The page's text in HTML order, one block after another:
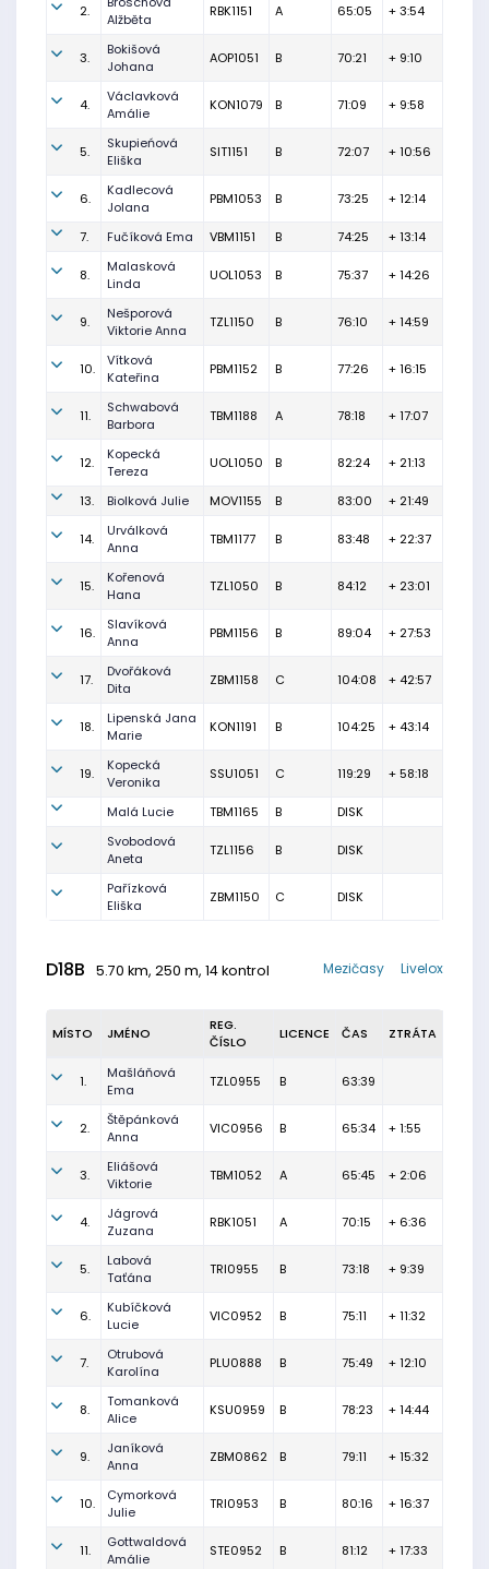
2.
Alžběta
RBK1151 A 65:05 + 3:54
3.
Bokišová
Johana
AOP1051 B 70:21 + 9:10
4.
Václavková
Amálie
KON1079 B 71:09 + 9:58
5.
Skupieńová
Eliška
SIT1151 B 72:07 + 10:56
6.
Kadlecová
Jolana
PBM1053 B 73:25 + 12:14
7. Fučíková Ema VBM1151 B 74:25 + 13:14
8.
Malasková
Linda
UOL1053 B 75:37 + 14:26
9.
Nešporová
Viktorie Anna
TZL1150 B 76:10 + 14:59
10.
Vítková
Kateřina
PBM1152 B 77:26 + 16:15
11.
Schwabová
Barbora
TBM1188 A 78:18 + 17:07
12.
Kopecká
Tereza
UOL1050 B 82:24 + 21:13
13. Biolková Julie MOV1155 B 83:00 + 21:49
14.
Urválková
Anna
TBM1177 B 83:48 + 22:37
15.
Kořenová
Hana
TZL1050 B 84:12 + 23:01
16.
Slavíková
Anna
PBM1156 B 89:04 + 27:53
17.
Dvořáková
Dita
ZBM1158 C 104:08 + 42:57
18.
Lipenská Jana
Marie
KON1191 B 104:25 + 43:14
19.
Kopecká
Veronika
SSU1051 C 119:29 + 58:18
Malá Lucie TBM1165 B
DISK
Svobodová
Aneta
TZL1156 B DISK
Pařízková
Eliška
ZBM1150 C DISK
D18B 5.70 km, 250 m, 14 kontrol Livelox
Mezičasy
MÍSTO JMÉNO
REG.
ČÍSLO
LICENCE ČAS ZTRÁTA
1.
Mašláňová
Ema
TZL0955 B 63:39
2.
Štěpánková
Anna
VIC0956 B 65:34 + 1:55
3.
Eliášová
Viktorie
TBM1052 A 65:45 + 2:06
4.
Jágrová
Zuzana
RBK1051 A 70:15 + 6:36
5.
Labová
Taťána
TRI0955 B 73:18 + 9:39
6.
Kubíčková
Lucie
VIC0952 B 75:11 + 11:32
7.
Otrubová
Karolína
PLU0888 B 75:49 + 12:10
8.
Tomanková
Alice
KSU0959 B 78:23 + 14:44
9.
Janíková
Anna
ZBM0862 B 79:11 + 15:32
10.
Cymorková
Julie
TRI0953 B 80:16 + 16:37
11.
Gottwaldová
Amálie
STE0952 B 81:12 + 17:33